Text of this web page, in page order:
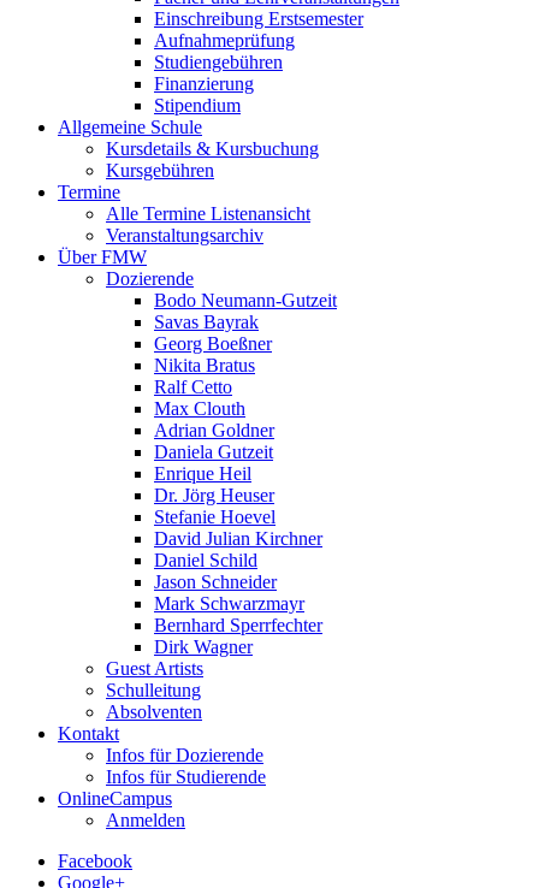
Einschreibung Erstsemester
Aufnahmeprüfung
Studiengebühren
Finanzierung
Stipendium
Allgemeine Schule
Kursdetails & Kursbuchung
Kursgebühren
Termine
Alle Termine Listenansicht
Veranstaltungsarchiv
Über FMW
Dozierende
Bodo Neumann-Gutzeit
Savas Bayrak
Georg Boeßner
Nikita Bratus
Ralf Cetto
Max Clouth
Adrian Goldner
Daniela Gutzeit
Enrique Heil
Dr. Jörg Heuser
Stefanie Hoevel
David Julian Kirchner
Daniel Schild
Jason Schneider
Mark Schwarzmayr
Bernhard Sperrfechter
Dirk Wagner
Guest Artists
Schulleitung
Absolventen
Kontakt
Infos für Dozierende
Infos für Studierende
OnlineCampus
Anmelden
Facebook
Google+